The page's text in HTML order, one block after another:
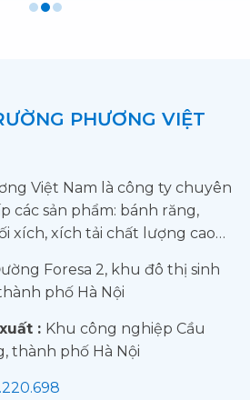
PHƯƠNG VIỆT
Việt Nam là công ty chuyên
các sản phẩm: bánh răng,
xích, xích tải chất lượng cao…
Foresa 2, khu đô thị sinh
phố Hà Nội
: Khu công nghiệp Cầu
thành phố Hà Nội